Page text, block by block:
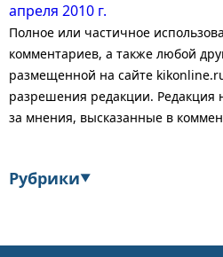
апреля 2010 г.
Полное или частичное
комментариев, а также любой
размещенной на сайте
разрешения редакции. Редакция
за мнения, высказанные в
Рубрики▼